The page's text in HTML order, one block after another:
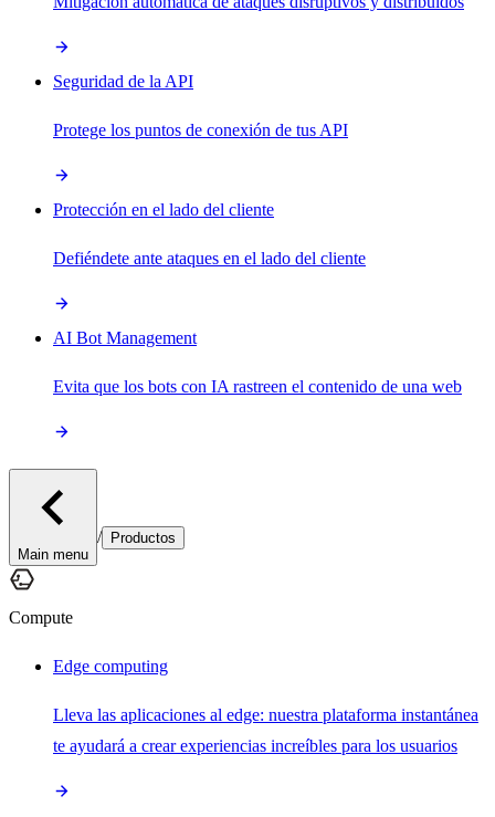
Seguridad de la API
Protege los puntos de conexión de tus API
Protección en el lado del cliente
Defiéndete ante ataques en el lado del cliente
AI Bot Management
Evita que los bots con IA rastreen el contenido de una web
Main menu
/ Productos
Compute
Edge computing
Lleva las aplicaciones al edge: nuestra plataforma instantánea
te ayudará a crear experiencias increíbles para los usuarios